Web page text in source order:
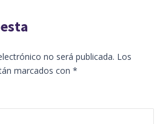
no será publicada. Los
marcados con *